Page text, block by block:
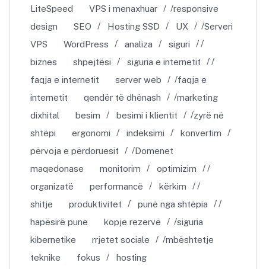
LiteSpeed VPS i menaxhuar
responsive
design
SEO Hosting SSD UX
Serveri
VPS
WordPress analiza
siguri
biznes
shpejtësi
siguria e internetit
faqja e internetit
server web
faqja e
internetit
qendër të dhënash
marketing
dixhital
besim besimi i klientit
zyrë në
shtëpi
ergonomi indeksimi
konvertim
përvoja e përdoruesit
Domenet
maqedonase
monitorim
optimizim
organizatë
performancë
kërkim
shitje
produktivitet
punë nga shtëpia
hapësirë pune
kopje rezervë
siguria
kibernetike
rrjetet sociale
mbështetje
teknike
fokus hosting